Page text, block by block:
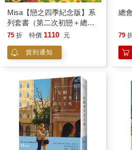
班上同學紛紛出聲附和，像是他手下的
麼。
我抽抽噎噎地哭著，在華佑惟半推半哄
「快點把臉洗一洗，就要上課了，我
著。
進到女廁後，我站在洗手臺前，扭開水
掌心，抬頭看見鏡中自己哭得通紅的臉
亮，更遑論令人心疼。
誰說女人哭起來的樣子令人心疼啊，明
Misa【戀之四季紀念版】系
列套書（第二次初戀＋總會
有一天＋秋的貓＋這個寒冬
75 折 特價 1110 元
貨到通知
總
79